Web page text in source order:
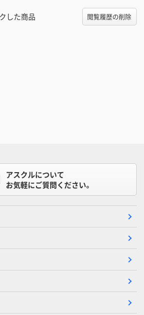
した商品 閲覧履歴の削除
アスクルについて
お気軽にご質問ください。